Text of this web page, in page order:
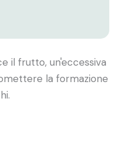
il frutto, un'eccessiva
la formazione